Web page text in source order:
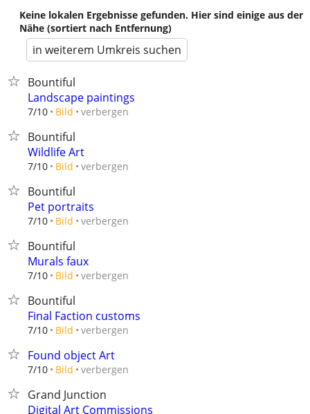
Keine lokalen Ergebnisse gefunden. Hier sind einige aus der
Nähe (sortiert nach Entfernung)
in weiterem Umkreis suchen
Bountiful
Landscape paintings
7/10 Bild verbergen
Bountiful
Wildlife Art
7/10 Bild verbergen
Bountiful
Pet portraits
7/10 Bild verbergen
Bountiful
Murals faux
7/10 Bild verbergen
Bountiful
Final Faction customs
7/10 Bild verbergen
Found object Art
7/10 Bild verbergen
Grand Junction
Digital Art Commissions